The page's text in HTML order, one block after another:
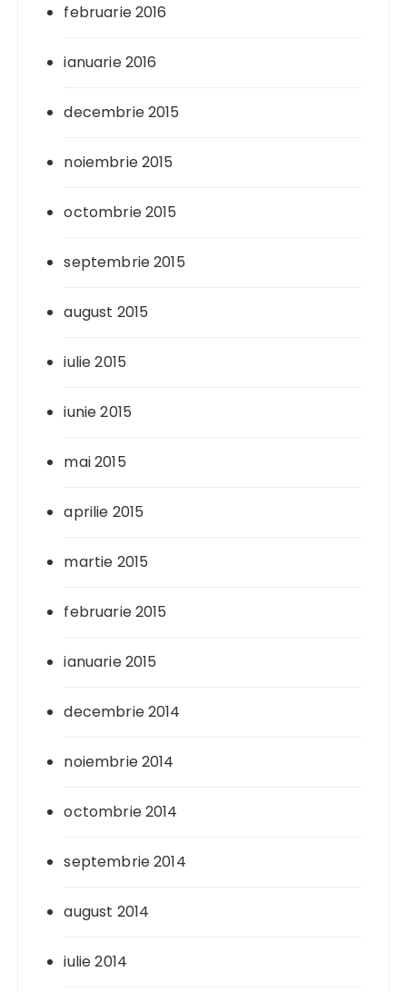
februarie 2016
ianuarie 2016
decembrie 2015
noiembrie 2015
octombrie 2015
septembrie 2015
august 2015
iulie 2015
iunie 2015
mai 2015
aprilie 2015
martie 2015
februarie 2015
ianuarie 2015
decembrie 2014
noiembrie 2014
octombrie 2014
septembrie 2014
august 2014
iulie 2014